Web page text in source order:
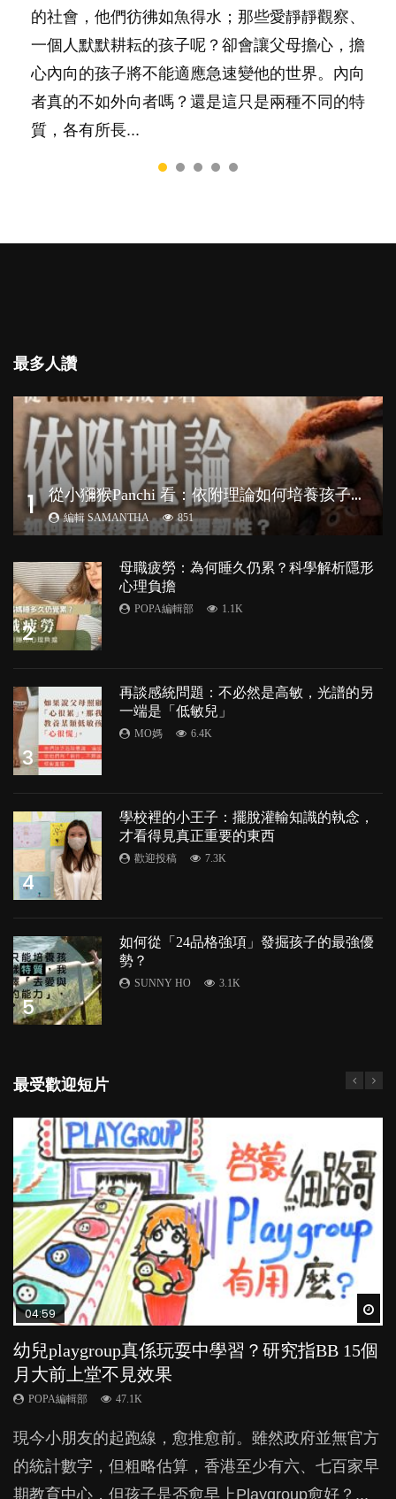
的社會，他們彷彿如魚得水；那些愛靜靜觀察、
一個人默默耕耘的孩子呢？卻會讓父母擔心，擔
心內向的孩子將不能適應急速變他的世界。內向
者真的不如外向者嗎？還是這只是兩種不同的特
質，各有所長...
非？聽聽專家怎樣說，解開語言學習的迷思～...
料？ 經營婚姻，不如我們想像的簡單，卻也不
是大家說得那麼難。一起來認識婚姻的真相！...
一，還是魚與熊掌，不能兼得？...
要陪玩製造親子時間，尚要處理家中雜項要
務……當父母的，有千百個任務要做。可惜，有
一樣重要至極的，總被遺漏——關注自己的情緒
和心理健康。...
最多人讚
1 從
小獼猴Panchi 看：依附理論如何培養孩子心理韌性？
編輯 SAMANTHA 851
2
母職疲勞：為何睡久仍累？科學解析隱形
心理負擔
POPA編輯部 1.1K
3
再談感統問題：不必然是高敏，光譜的另
一端是「低敏兒」
MO媽 6.4K
4
學校裡的小王子：擺脫灌輸知識的執念，
才看得見真正重要的東西
歡迎投稿 7.3K
5
如何從「24品格強項」發掘孩子的最強優
勢？
SUNNY HO 3.1K
最受歡迎短片
04:59
幼兒playgroup真係玩耍中學習？研究指BB 15個
月大前上堂不見效果
POPA編輯部 47.1K
現今小朋友的起跑線，愈推愈前。雖然政府並無官方
的統計數字，但粗略估算，香港至少有六、七百家早
期教育中心，但孩子是否愈早上Playgroup愈好？...
03:39
幼稚園遊戲課 如何刺激幼兒自發學習取代獎勵
與懲罰？
POPA編輯部 33.1K
由美國學者所創的 tools of the mind 課程，學生以遊
戲方式學習，學術能力和自制能力亦明顯比其他小朋
友優勝，到底這課程有何特別之處？...
03:02
老公患產後憂鬱症對BB的影響
POPA編輯部 15.9K
鬱，影響日常生活，嚴重的甚至會有自殺，或傷害小
朋友的念頭。但為何爸爸患上產後抑鬱往往難以察
04:06
全職好？在職好？｜全職媽媽與在職媽媽的壓
力與價值
POPA編輯部 25.8K
許多媽媽心底可能都有一刻掙扎過：究竟全職好，還
是在職好。雖說每個家庭都有自己的獨特狀況和考慮
因素，但原來全職和在職媽媽所養育的子女其實都各
04:18
凡事以BB為中心，就係好爸媽？｜別忽視父母
的身心虛耗
POPA編輯部 31.5K
父母日夜無間、身心俱疲地照顧BB，如何做到正向
教養？部份父母更會為了小朋友放棄自己的嗜好、減
少出席朋友聚會等等，你以為會換來美好的親子關